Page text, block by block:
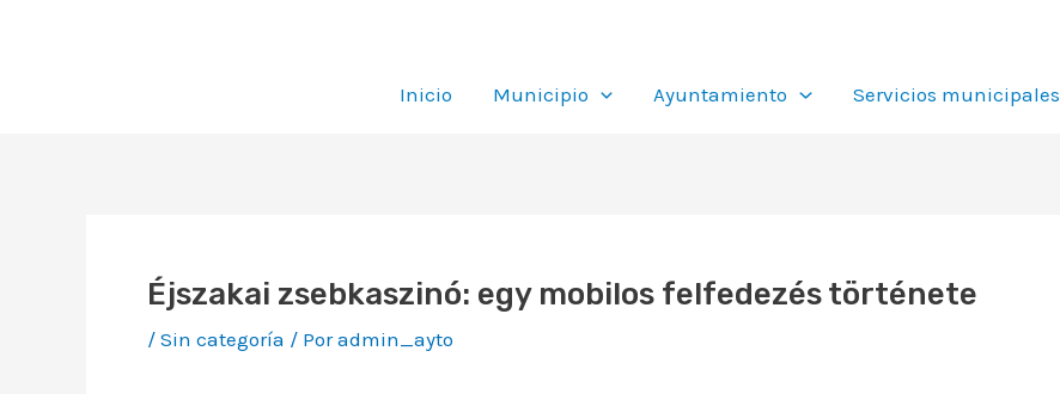
Inicio Municipio Ayuntamiento Servicios municipales
Éjszakai zsebkaszinó: egy mobilos felfedezés története
/ Sin categoría / Poradmin_ayto